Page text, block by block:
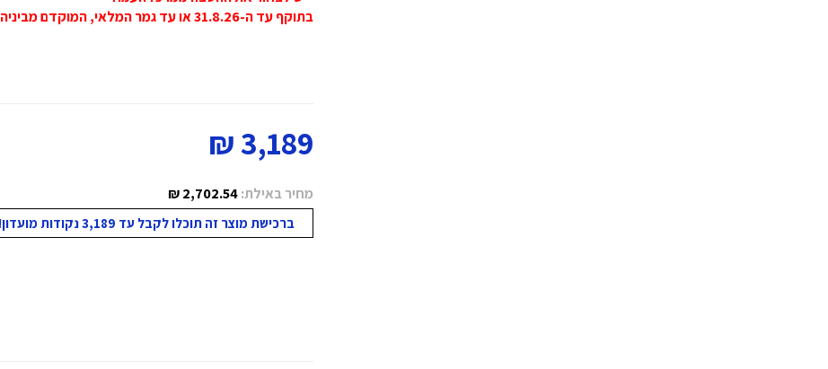
בתוקף עד ה-31.8.26 או עד גמר המלאי, המוקדם מביניהם!
3,189 ₪
מחיר באילת:2,702.54 ₪
ברכישת מוצר זה תוכלו לקבל עד 3,189 נקודות מועדון!